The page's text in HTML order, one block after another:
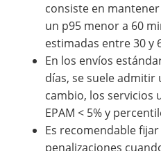
consiste en
un p95 menor a 60
estimadas entre 30 y
En los envíos
días, se suele admitir
cambio, los servicios
EPAM < 5% y
Es recomendable
penalizaciones